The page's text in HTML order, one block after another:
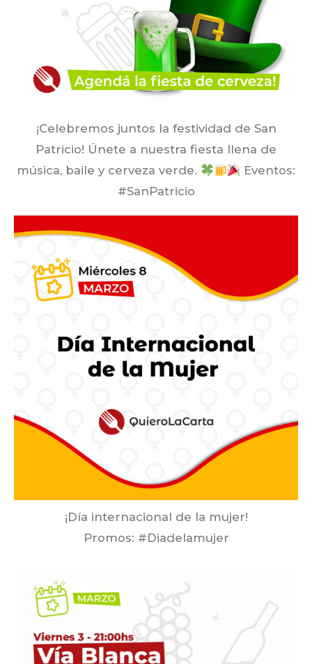
¡Celebremos juntos la festividad de San
Patricio! Únete a nuestra fiesta llena de
música, baile y cerveza verde.
Eventos:
#SanPatricio
¡Día internacional de la mujer!
Promos: #Diadelamujer